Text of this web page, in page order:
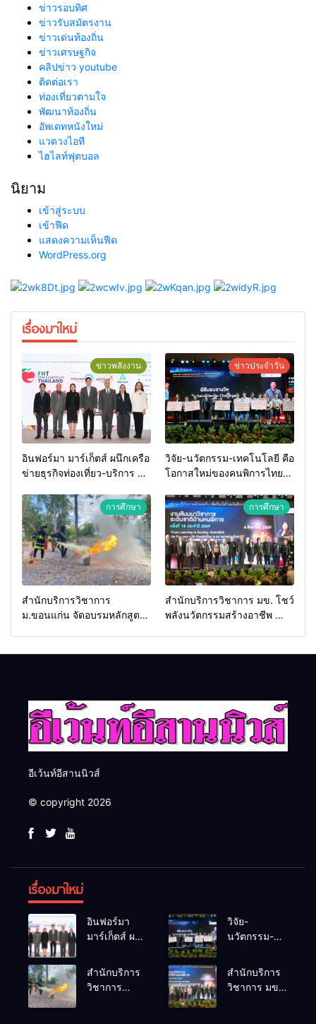
ข่าวรอบทิศ
ข่าวรับสมัตรงาน
ข่าวเด่นท้องถิ่น
ข่าวเศรษฐกิจ
คลิปข่าว youtube
ติดต่อเรา
ท่องเที่ยวตามใจ
พัฒนาท้องถิ่น
อัพเดทหนังใหม่
แวดวงไอที
ไฮไลท์ฟุตบอล
นิยาม
เข้าสู่ระบบ
เข้าฟีด
แสดงความเห็นฟีด
WordPress.org
เรื่องมาใหม่
ข่าวพลังงาน
อินฟอร์มา มาร์เก็ตส์ ผนึกเครือ
ข่ายธุรกิจท่องเที่ยว-บริการ จัด
2026 เชื่อม 4 งานใหญ่ สร้าง
โอกาสธุรกิจครบวงจร ด้วย
ครับ
ข่าวประจำวัน
วิจัย-นวัตกรรม-เทคโนโลยี คือ
โอกาสใหม่ของคนพิการไทย
ประเทศ
การศึกษา
สำนักบริการวิชาการ
ม.ขอนแก่น จัดอบรมหลักสูตร
การศึกษา
สำนักบริการวิชาการ มข. โชว์
พลังนวัตกรรมสร้างอาชีพ นำ
อีเว้นท์อีสานนิวส์
© copyright 2026
เรื่องมาใหม่
อินฟอร์มา
มาร์เก็ตส์ ผนึก
ธุรกิจท่อง
เที่ยว-บริการ
วิจัย-
นวัตกรรม-
คือโอกาสใหม่
ของคนพิการ
สำนักบริการ
วิชาการ
สำนักบริการ
วิชาการ มข.